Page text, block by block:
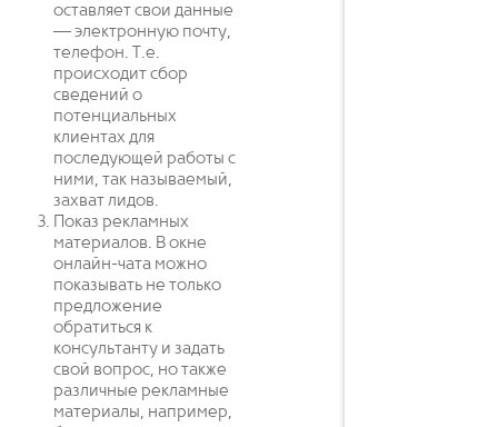
оставляет свои данные
— электронную почту,
телефон. Т.е.
происходит сбор
сведений о
потенциальных
клиентах для
последующей работы с
ними, так называемый,
захват лидов.
Показ рекламных
материалов. В окне
онлайн-чата можно
показывать не только
предложение
обратиться к
консультанту и задать
свой вопрос, но также
различные рекламные
материалы, например,